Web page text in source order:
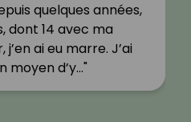
quelques années,
dont 14 avec ma
j’en ai eu marre. J’ai
moyen d’y…"